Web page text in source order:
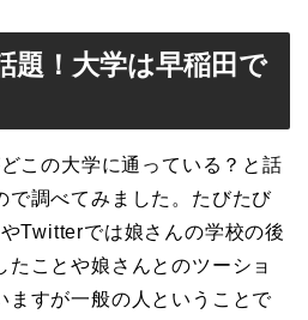
題！大学は早稲田で
この大学に通っている？と話
で調べてみました。たびたび
Twitterでは娘さんの学校の後
ことや娘さんとのツーショ
ますが一般の人ということで